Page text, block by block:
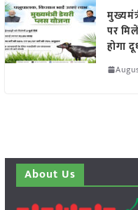
पर
होगा
About Us